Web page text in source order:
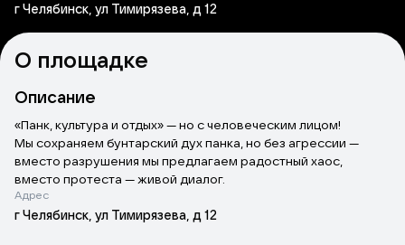
г Челябинск, ул Тимирязева, д 12
О площадке
Описание
«Панк, культура и отдых» — но с человеческим лицом!
Мы сохраняем бунтарский дух панка, но без агрессии —
вместо разрушения мы предлагаем радостный хаос,
вместо протеста — живой диалог.
Зритель не должен страдать «высоким искусством».
Ирония, абсурд, интерактив, вечеринки после спектаклей.
Адрес
г Челябинск, ул Тимирязева, д 12